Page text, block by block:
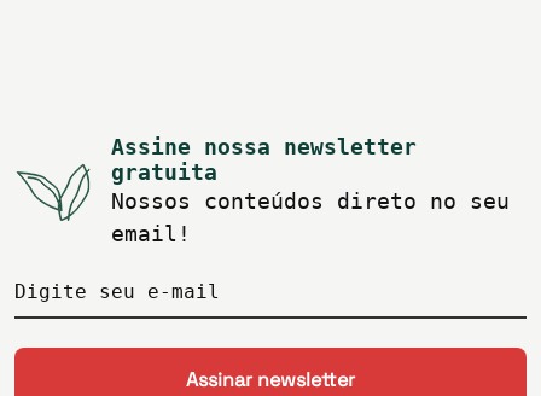
Assine nossa newsletter
gratuita
Nossos conteúdos direto no seu
email!
Digite seu e-mail